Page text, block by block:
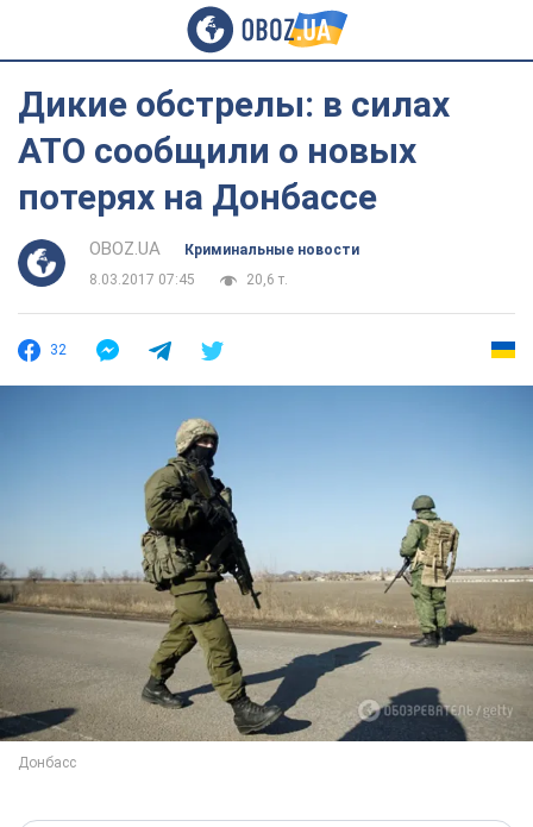
Дикие обстрелы: в силах
АТО сообщили о новых
потерях на Донбассе
OBOZ.UA
Криминальные новости
8.03.2017 07:45
20,6 т.
32